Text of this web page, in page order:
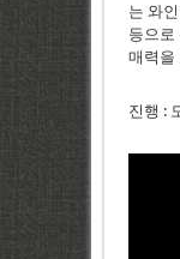
는 와
등으로
매력을
진행 :